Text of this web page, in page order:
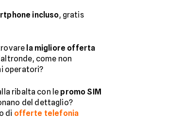
incluso, gratis
la migliore offerta
come non
operatori?
ribalta con le promo SIM
del dettaglio?
di offerte telefonia